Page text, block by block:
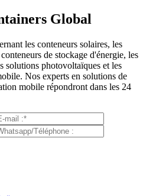
Global
les conteneurs solaires, les
de stockage d'énergie, les
solutions photovoltaïques et les
Nos experts en solutions de
mobile répondront dans les 24